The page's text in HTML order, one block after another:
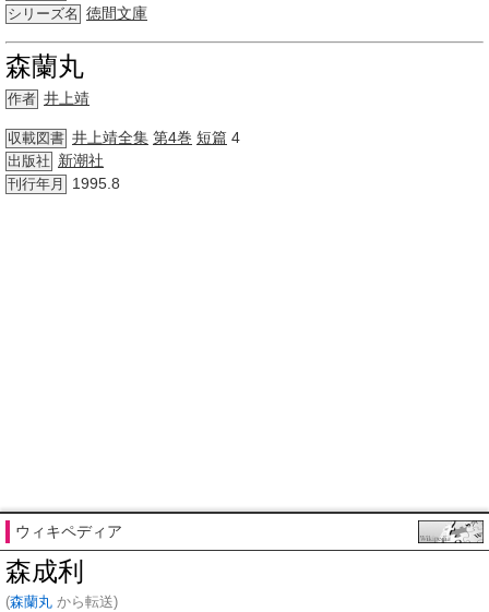
シリーズ名 徳間文庫
森蘭丸
作者 井上靖
収載図書 井上靖全集 第4巻 短篇 4
出版社 新潮社
刊行年月 1995.8
ウィキペディア
森成利
(森蘭丸 から転送)